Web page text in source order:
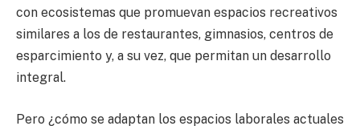
con ecosistemas que promuevan espacios recreativos
similares a los de restaurantes, gimnasios, centros de
esparcimiento y, a su vez, que permitan un desarrollo
integral.
Pero ¿cómo se adaptan los espacios laborales actuales